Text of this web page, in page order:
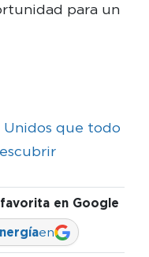
para un
Unidos que todo
en Google
en